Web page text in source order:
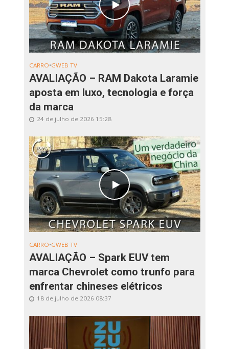
CARRO•GWEB TV
AVALIAÇÃO – RAM Dakota Laramie
aposta em luxo, tecnologia e força
da marca
24 de julho de 2026 15:28
CARRO•GWEB TV
AVALIAÇÃO – Spark EUV tem
marca Chevrolet como trunfo para
enfrentar chineses elétricos
18 de julho de 2026 08:37